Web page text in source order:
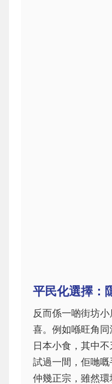
平民化選擇：
反而係一啲街坊
喜。例如喺旺角
日本小食，其中
試過一間，佢哋
仲幾正宗，雖然環